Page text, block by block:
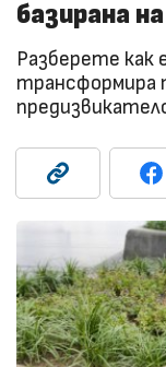
базирана
Разберете как
трансформира